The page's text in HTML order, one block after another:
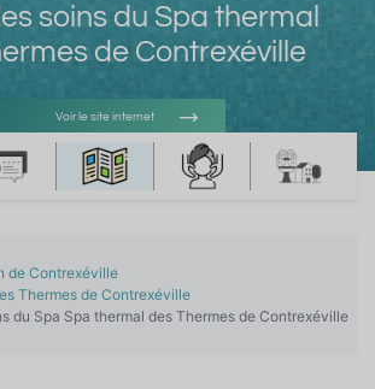
soins du Spa thermal
de Contrexéville
Voir le site internet
Voir l'adresse e-mail
de Contrexéville
Thermes de Contrexéville
du Spa Spa thermal des Thermes de Contrexéville